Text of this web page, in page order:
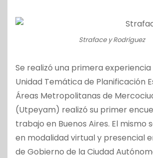
Straface y Rodríguez
Se realizó una primera
Unidad Temática de Planificación
Áreas Metropolitanas de
(Utpeyam) realizó su primer
trabajo en Buenos Aires. El mismo
en modalidad virtual y presencial
de Gobierno de la Ciudad